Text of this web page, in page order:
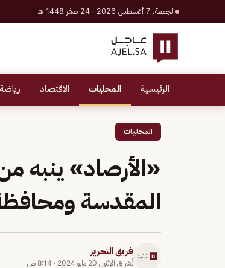
الجمعة، 7 أغسطس 2026 · 24 صفر 1448 هـ
الرئيسية المحليات الاقتصاد رياضة
المحليات
«الأرصاد» ينبه
المقدسة
فريق التحرير
نُشر في الإثنين 20 مايو 2024 · 8:14 ص